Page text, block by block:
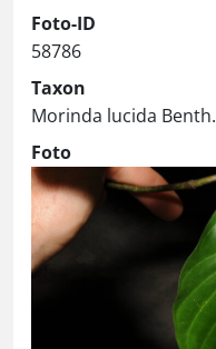
Foto-ID
58786
Taxon
Morinda lucida Benth.
Foto